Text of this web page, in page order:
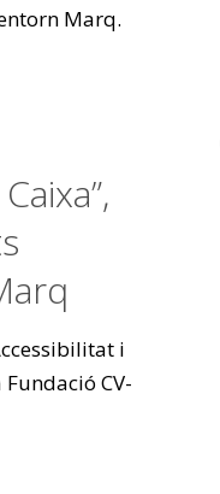
Marq.
i
CV-